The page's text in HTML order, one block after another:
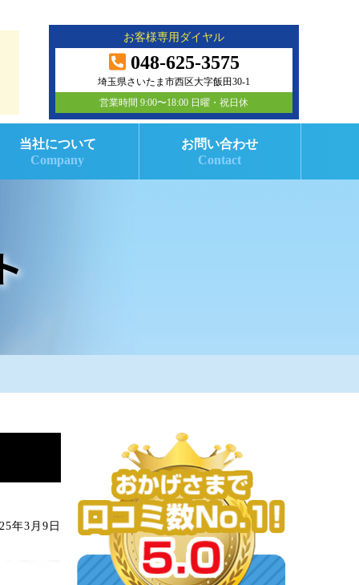
お客様専用ダイヤル
048-625-3575
埼玉県さいたま市西区大字飯田30-1
営業時間 9:00〜18:00 日曜・祝日休
当社について
Company
お問い合わせ
Contact
年3月9日